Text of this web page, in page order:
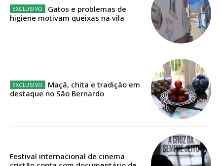
16€
Acesso aos conteúdos Exclusivos para
Gatos e problemas de
higiene motivam queixas na vila
Maçã, chita e tradição em
destaque no São Bernardo
Festival internacional de cinema